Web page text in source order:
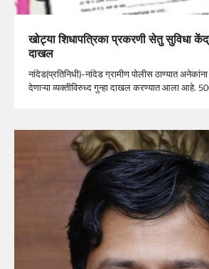
खोट्या शिधापत्रिका प्रकरणी सेतु सुविधा
दाखल
नांदेड(प्रतिनिधी)-नांदेड ग्रामीण पोलीस ठाण्यात
देणाऱ्या व्यक्तीविरुध्द गुन्हा दाखल करण्यात आला आहे.